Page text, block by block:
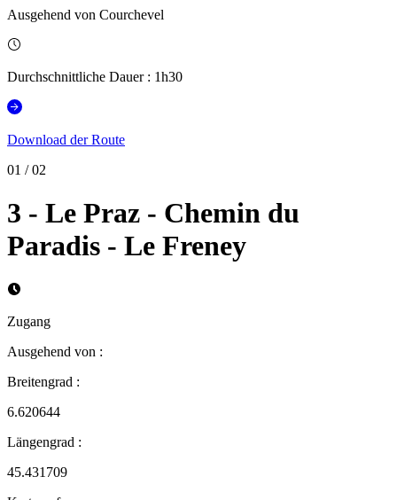
Ausgehend von Courchevel
Durchschnittliche Dauer: 1h30
Download der Route
01 /02
3 - Le Praz - Chemin du
Paradis - Le Freney
Zugang
Ausgehend von :
Breitengrad :
6.620644
Längengrad :
45.431709